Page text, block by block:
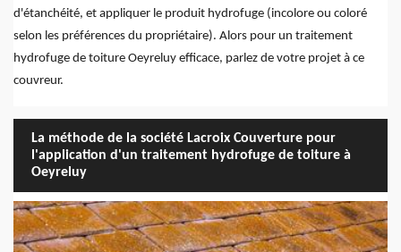
d'étanchéité, et appliquer le produit hydrofuge (incolore ou coloré
selon les préférences du propriétaire). Alors pour un traitement
hydrofuge de toiture Oeyreluy efficace, parlez de votre projet à ce
couvreur.
La méthode de la société Lacroix Couverture pour
l'application d'un traitement hydrofuge de toiture à
Oeyreluy